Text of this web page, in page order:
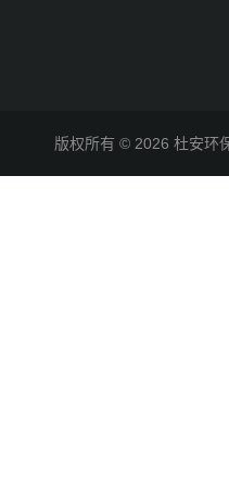
版权所有 © 2026 杜安